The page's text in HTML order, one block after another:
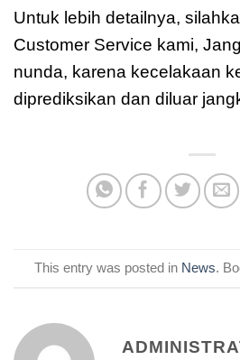
Untuk lebih detailnya,
Customer Service kami,
nunda, karena kecelakaan
diprediksikan dan diluar
This entry was posted in News.